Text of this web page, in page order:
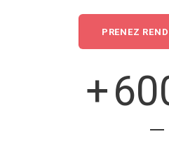
PRENEZ
+